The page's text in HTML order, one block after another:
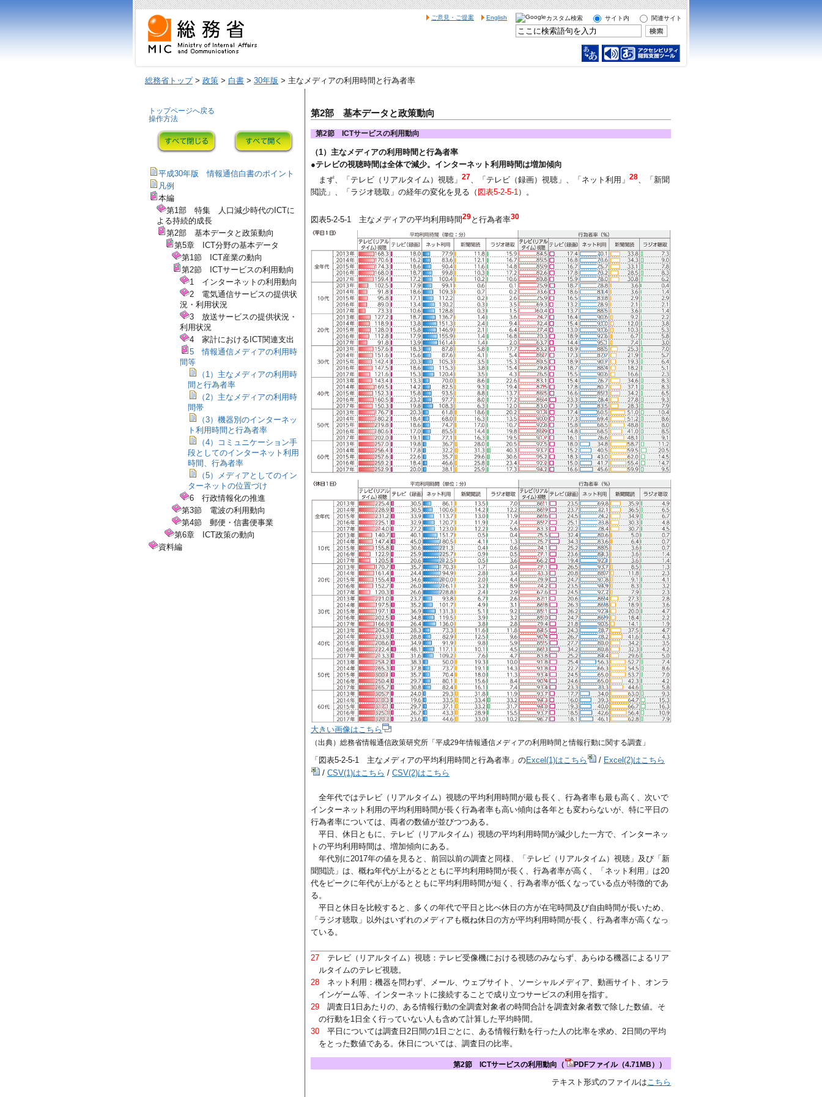
ご意見・ご提案 English カスタム検索 サイト内 関連サイト
総務省トップ> 政策 > 白書 > 30年版 > 主なメディアの利用時間と行為者率
第2部 基本データと政策動向
第2節 ICTサービスの利用動向
（1）主なメディアの利用時間と行為者率
●テレビの視聴時間は全体で減少。インターネット利用時間は増加傾向
まず、「テレビ（リアルタイム）視聴」 27、「テレビ（録画）視聴」、「ネット利用」 28、「新聞
閲読」、「ラジオ聴取」の経年の変化を見る（ 図表5-2-5-1）。
図表5-2-5-1 主なメディアの平均利用時間29と行為者率30
大きい画像はこちら
（出典）総務省情報通信政策研究所「平成29年情報通信メディアの利用時間と情報行動に関する調査」
「図表5-2-5-1 主なメディアの平均利用時間と行為者率」のExcel(1)はこちら / Excel(2)はこちら
/ CSV(1)はこちら / CSV(2)はこちら
全年代ではテレビ（リアルタイム）視聴の平均利用時間が最も長く、行為者率も最も高く、次いで
インターネット利用の平均利用時間が長く行為者率も高い傾向は各年とも変わらないが、特に平日の
行為者率については、両者の数値が並びつつある。
平日、休日ともに、テレビ（リアルタイム）視聴の平均利用時間が減少した一方で、インターネッ
トの平均利用時間は、増加傾向にある。
年代別に2017年の値を見ると、前回以前の調査と同様、「テレビ（リアルタイム）視聴」及び「新
聞閲読」は、概ね年代が上がるとともに平均利用時間が長く、行為者率が高く、「ネット利用」は20
代をピークに年代が上がるとともに平均利用時間が短く、行為者率が低くなっている点が特徴的であ
る。
平日と休日を比較すると、多くの年代で平日と比べ休日の方が在宅時間及び自由時間が長いため、
「ラジオ聴取」以外はいずれのメディアも概ね休日の方が平均利用時間が長く、行為者率が高くなっ
ている。
27 テレビ（リアルタイム）視聴：テレビ受像機における視聴のみならず、あらゆる機器によるリア
ルタイムのテレビ視聴。
28 ネット利用：機器を問わず、メール、ウェブサイト、ソーシャルメディア、動画サイト、オンラ
インゲーム等、インターネットに接続することで成り立つサービスの利用を指す。
29 調査日1日あたりの、ある情報行動の全調査対象者の時間合計を調査対象者数で除した数値。そ
の行動を1日全く行っていない人も含めて計算した平均時間。
30 平日については調査日2日間の1日ごとに、ある情報行動を行った人の比率を求め、2日間の平均
をとった数値である。休日については、調査日の比率。
第2節 ICTサービスの利用動向（ PDFファイル（4.71MB））
テキスト形式のファイルはこちら
トップページへ戻る
操作方法
平成30年版 情報通信白書のポイント
凡例
本編
第1部 特集 人口減少時代のICTに
よる持続的成長
第2部 基本データと政策動向
第5章 ICT分野の基本データ
第1節 ICT産業の動向
第2節 ICTサービスの利用動向
1 インターネットの利用動向
2 電気通信サービスの提供状
況・利用状況
3 放送サービスの提供状況・
利用状況
4 家計におけるICT関連支出
5 情報通信メディアの利用時
間等
（1）主なメディアの利用時
間と行為者率
（2）主なメディアの利用時
間帯
（3）機器別のインターネッ
ト利用時間と行為者率
（4）コミュニケーション手
段としてのインターネット利用
時間、行為者率
（5）メディアとしてのイン
ターネットの位置づけ
6 行政情報化の推進
第3節 電波の利用動向
第4節 郵便・信書便事業
第6章 ICT政策の動向
資料編